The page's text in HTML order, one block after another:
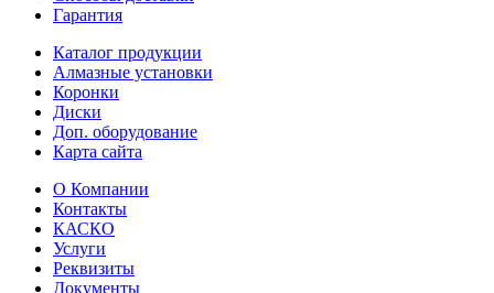
Гарантия
Каталог продукции
Алмазные установки
Коронки
Диски
Доп. оборудование
Карта сайта
О Компании
Контакты
КАСКО
Услуги
Реквизиты
Документы